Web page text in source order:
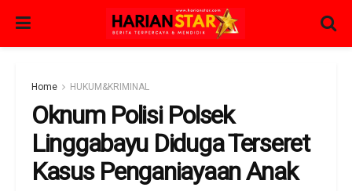
Home HUKUM&KRIMINAL
Oknum Polisi Polsek
Linggabayu Diduga Terseret
Kasus Penganiayaan Anak